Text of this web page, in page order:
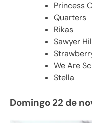
Princess
Quarters
Rikas
Sawyer
We Are
Stella
Domingo 22 de